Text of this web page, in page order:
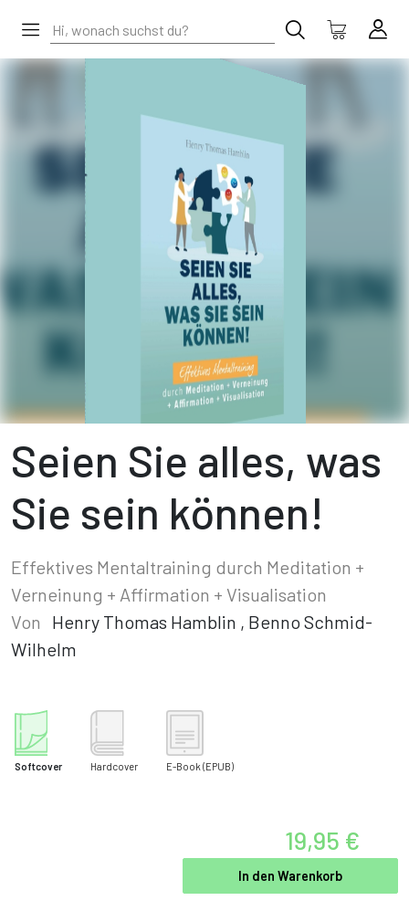
Seien Sie alles, was
Sie sein können!
Effektives Mentaltraining durch Meditation +
Verneinung + Affirmation + Visualisation
Von
Henry Thomas Hamblin , Benno Schmid-
Wilhelm
Softcover Hardcover E-Book (EPUB)
19,95 €
In den Warenkorb